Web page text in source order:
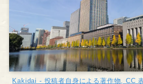
Kakidai - 投稿者自身による著作物 ,CC